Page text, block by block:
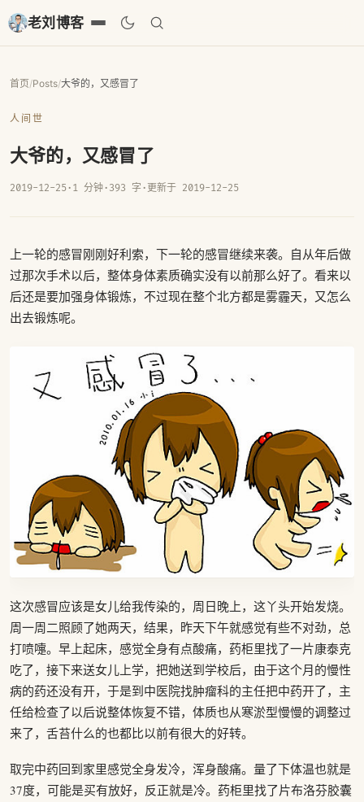
老刘博客
首页/Posts/大爷的，又感冒了
人间世
大爷的，又感冒了
2019-12-25· 1 分钟· 393 字 · 更新于 2019-12-25
上一轮的感冒刚刚好利索，下一轮的感冒继续来袭。自从年后做
过那次手术以后，整体身体素质确实没有以前那么好了。看来以
后还是要加强身体锻炼，不过现在整个北方都是雾霾天，又怎么
出去锻炼呢。
这次感冒应该是女儿给我传染的，周日晚上，这丫头开始发烧。
周一周二照顾了她两天，结果，昨天下午就感觉有些不对劲，总
打喷嚏。早上起床，感觉全身有点酸痛，药柜里找了一片康泰克
吃了，接下来送女儿上学，把她送到学校后，由于这个月的慢性
病的药还没有开，于是到中医院找肿瘤科的主任把中药开了，主
任给检查了以后说整体恢复不错，体质也从寒淤型慢慢的调整过
来了，舌苔什么的也都比以前有很大的好转。
取完中药回到家里感觉全身发冷，浑身酸痛。量了下体温也就是
37度，可能是买有放好，反正就是冷。药柜里找了片布洛芬胶囊